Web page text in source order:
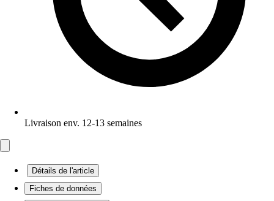
Livraison env. 12-13 semaines
Détails de l'article
Fiches de données